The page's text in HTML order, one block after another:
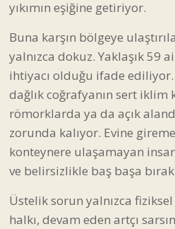
yıkımın eşiğine getiriyor.
Buna karşın bölgeye
yalnızca dokuz. Yaklaşık 59
ihtiyacı olduğu ifade ediliyor.
dağlık coğrafyanın sert iklim
römorklarda ya da açık
zorunda kalıyor. Evine
konteynere ulaşamayan
ve belirsizlikle baş başa
Üstelik sorun yalnızca fiziksel
halkı, devam eden artçı